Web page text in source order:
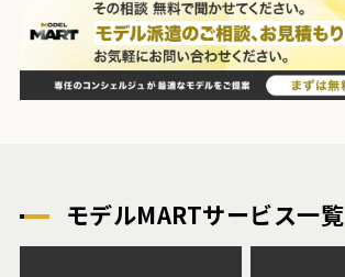
モデルMARTサービス一覧